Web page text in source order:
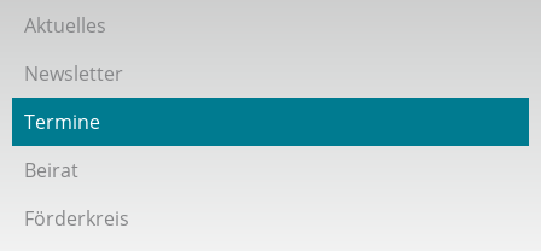
Giordano-Bruno-Stiftung bei Twitter
Aktuelles
Newsletter
Termine
Beirat
Förderkreis